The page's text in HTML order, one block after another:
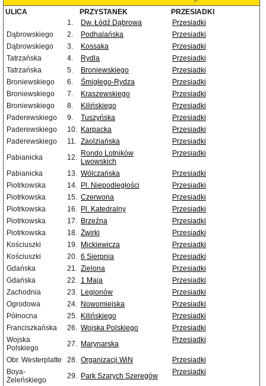
ULICA PRZYSTANEK
PRZESIADKI
1.
Dw. Łódź Dąbrowa
Przesiadki
Dąbrowskiego
2. Podhalańska
Przesiadki
Dąbrowskiego
3. Kossaka
Przesiadki
Tatrzańska
4. Rydla
Przesiadki
Tatrzańska
5. Broniewskiego
Przesiadki
Broniewskiego
6. Śmigłego-Rydza
Przesiadki
Broniewskiego
7. Kraszewskiego
Przesiadki
Broniewskiego
8. Kilińskiego
Przesiadki
Paderewskiego
9. Tuszyńska
Przesiadki
Paderewskiego
10. Karpacka
Przesiadki
Paderewskiego
11. Zaolziańska
Przesiadki
Pabianicka
12. Rondo Lotników
Lwowskich
Przesiadki
Pabianicka 13. Wólczańska
Przesiadki
Piotrkowska
14. Pl. Niepodległości
Przesiadki
Piotrkowska
15. Czerwona
Przesiadki
Piotrkowska
16. Pl. Katedralny
Przesiadki
Piotrkowska
17. Brzeźna
Przesiadki
Piotrkowska
18. Żwirki
Przesiadki
Kościuszki
19. Mickiewicza
Przesiadki
Kościuszki
20. 6 Sierpnia
Przesiadki
Gdańska
21. Zielona
Przesiadki
Gdańska
22. 1 Maja
Przesiadki
Zachodnia
23. Legionów
Przesiadki
Ogrodowa
24. Nowomiejska
Przesiadki
Północna
25. Kilińskiego
Przesiadki
Franciszkańska
26. Wojska Polskiego
Przesiadki
Wojska
Polskiego
27. Marynarska Przesiadki
Obr. Westerplatte 28. Organizacji WiN
Przesiadki
Boya-
Żeleńskiego
29. Park Szarych Szeregów Przesiadki